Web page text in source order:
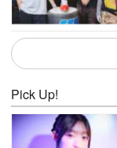
Pick Up!